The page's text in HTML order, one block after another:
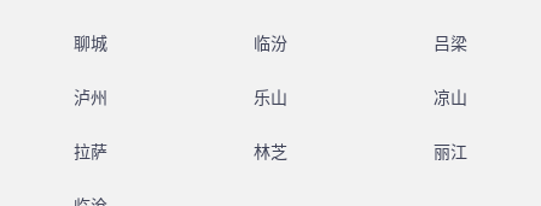
聊城 临汾 吕梁
泸州 乐山 凉山
拉萨 林芝 丽江